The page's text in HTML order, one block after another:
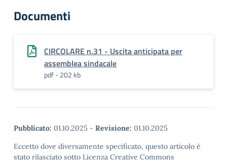
Documenti
CIRCOLARE n.31 - Uscita anticipata per
assemblea sindacale
pdf - 202 kb
Pubblicato: 01.10.2025 - Revisione: 01.10.2025
Eccetto dove diversamente specificato, questo articolo è
stato rilasciato sotto Licenza Creative Commons